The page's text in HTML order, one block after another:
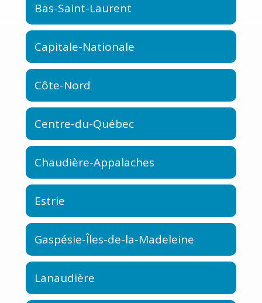
Bas-Saint-Laurent
Capitale-Nationale
Côte-Nord
Centre-du-Québec
Chaudière-Appalaches
Estrie
Gaspésie-Îles-de-la-Madeleine
Lanaudière